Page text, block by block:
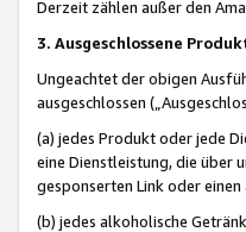
Derzeit zählen außer den
3. Ausgeschlossene
Ungeachtet der obigen
ausgeschlossen
(a) jedes Produkt oder jede
eine Dienstleistung, die über
gesponserten Link oder
(b) jedes alkoholische